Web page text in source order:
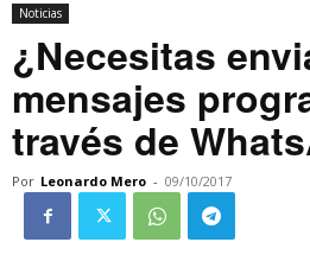
Noticias
¿Necesitas
mensajes
través de
Por Leonardo Mero - 09/10/2017